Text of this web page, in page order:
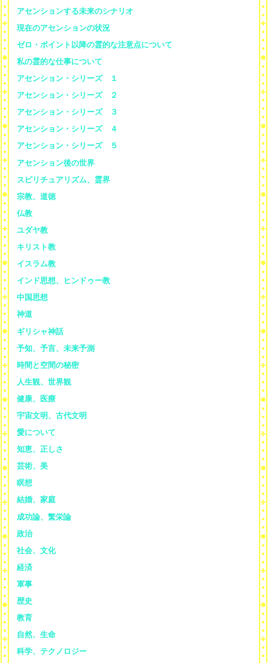
アセンションする未来のシナリオ
現在のアセンションの状況
ゼロ・ポイント以降の霊的な注意点について
私の霊的な仕事について
アセンション・シリーズ １
アセンション・シリーズ ２
アセンション・シリーズ ３
アセンション・シリーズ ４
アセンション・シリーズ ５
アセンション後の世界
スピリチュアリズム、霊界
宗教、道徳
仏教
ユダヤ教
キリスト教
イスラム教
インド思想、ヒンドゥー教
中国思想
神道
ギリシャ神話
予知、予言、未来予測
時間と空間の秘密
人生観、世界観
健康、医療
宇宙文明、古代文明
愛について
知恵、正しさ
芸術、美
瞑想
結婚、家庭
成功論、繁栄論
政治
社会、文化
経済
軍事
歴史
教育
自然、生命
科学、テクノロジー